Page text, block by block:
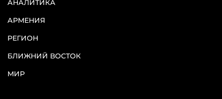
АНАЛИТИКА
АРМЕНИЯ
РЕГИОН
БЛИЖНИЙ ВОСТОК
МИР